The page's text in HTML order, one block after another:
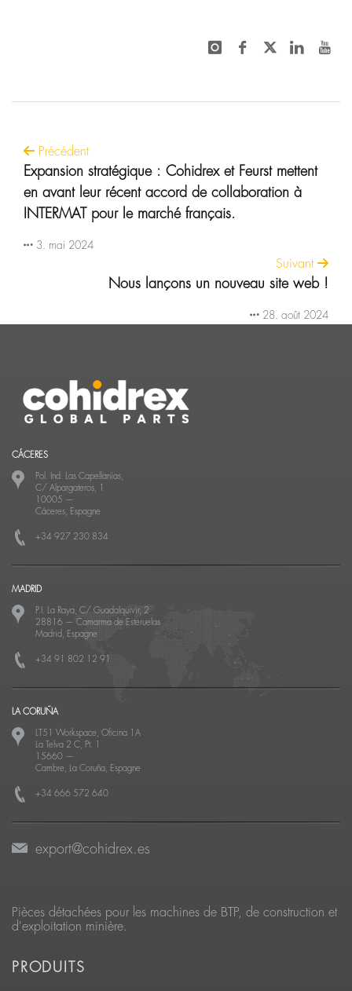
Précédent
Expansion stratégique : Cohidrex et Feurst mettent
en avant leur récent accord de collaboration à
INTERMAT pour le marché français.
3. mai 2024
Suivant
Nous lançons un nouveau site web !
28. août 2024
CÁCERES
Pol. Ind. Las Capellanías,
C/ Alpargateros, 1
10005 —
Cáceres, Espagne
+34 927 230 834
MADRID
P.I. La Raya, C/ Guadalquivir, 2
28816 — Camarma de Esteruelas
Madrid, Espagne
+34 91 802 12 91
LA CORUÑA
LT51 Workspace, Oficina 1A
La Telva 2 C, Pt. 1
15660 —
Cambre, La Coruña, Espagne
+34 666 572 640
export@cohidrex.es
Pièces détachées pour les machines de BTP, de construction et
d'exploitation minière.
PRODUITS